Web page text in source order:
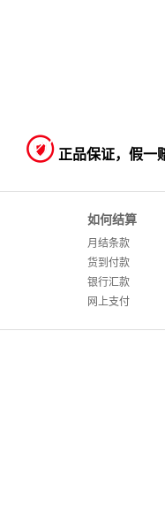
 正品保证，假一
如何结算
月结条款
货到付款
银行汇款
网上支付